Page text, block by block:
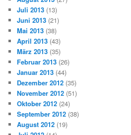
Juli 2013 (13)
Juni 2013 (21)
Mai 2013 (38)
April 2013 (43)
März 2013 (35)
Februar 2013 (26)
Januar 2013 (44)
Dezember 2012 (35)
November 2012 (51)
Oktober 2012 (24)
September 2012 (38)
August 2012 (19)